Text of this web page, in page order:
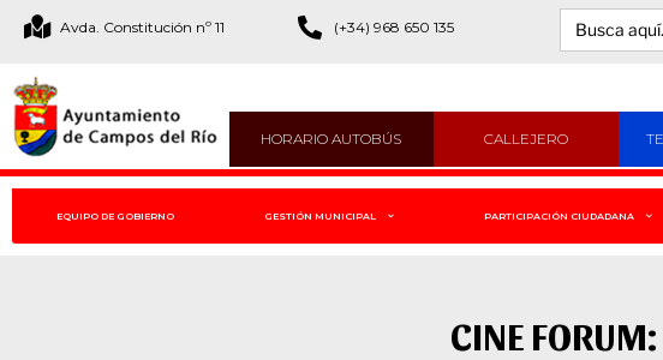
Avda. Constitución nº 11 (+34) 968 650 135 Buscar:
HORARIO AUTOBÚS CALLEJERO
EQUIPO DE GOBIERNO GESTIÓN MUNICIPAL PARTICIPACIÓN CIUDADANA
CINE